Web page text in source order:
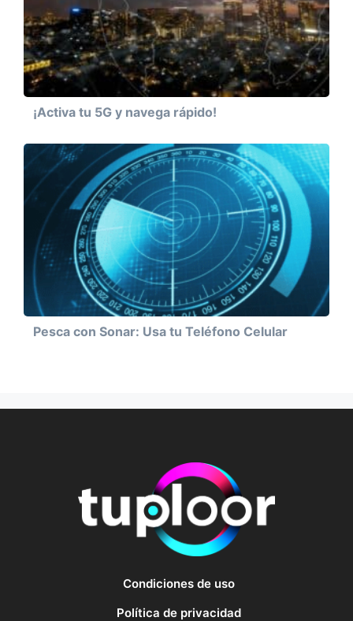
¡Activa tu 5G y navega rápido!
Pesca con Sonar: Usa tu Teléfono Celular
Condiciones de uso
Política de privacidad